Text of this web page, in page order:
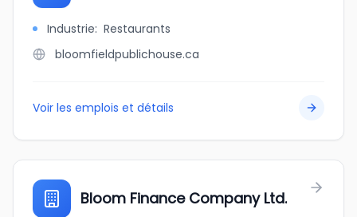
Industrie: Restaurants
bloomfieldpublichouse.ca
Voir les emplois et détails
Bloom Finance Company Ltd.